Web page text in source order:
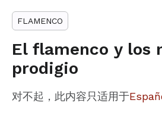
FLAMENCO
El flamenco y los
prodigio
对不起，此内容只适用于